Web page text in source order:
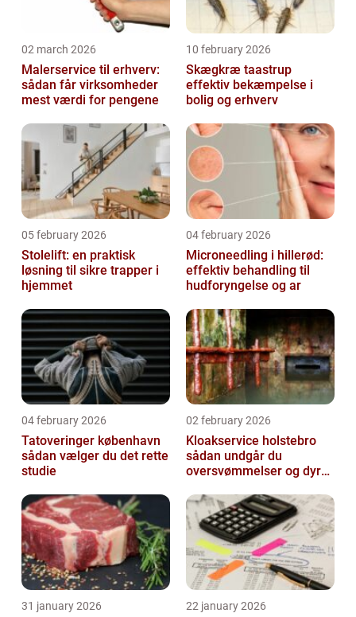
02 march 2026
Malerservice til erhverv:
sådan får virksomheder
mest værdi for pengene
10 february 2026
Skægkræ taastrup
effektiv bekæmpelse i
bolig og erhverv
05 february 2026
Stolelift: en praktisk
løsning til sikre trapper i
hjemmet
04 february 2026
Microneedling i hillerød:
effektiv behandling til
hudforyngelse og ar
04 february 2026
Tatoveringer københavn
sådan vælger du det rette
studie
02 february 2026
Kloakservice holstebro
sådan undgår du
oversvømmelser og dyre
31 january 2026 22 january 2026